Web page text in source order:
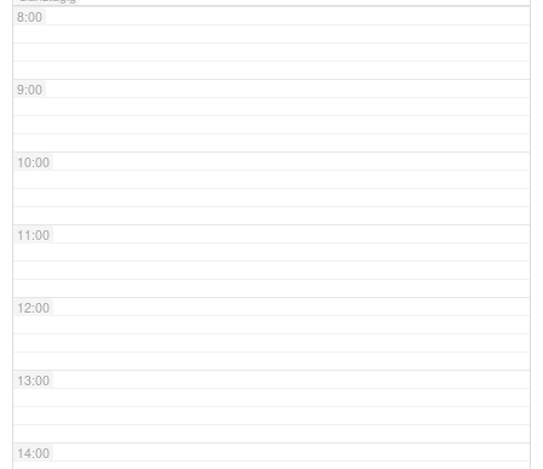
8:00
9:00
10:00
11:00
12:00
13:00
14:00